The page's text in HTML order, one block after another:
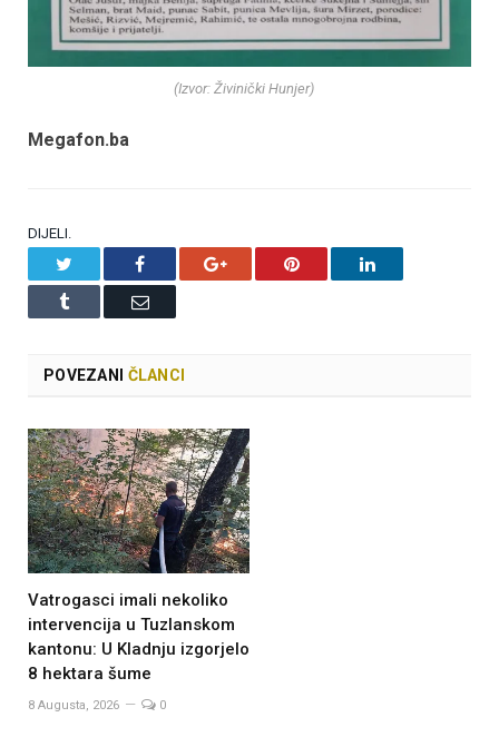
(Izvor: Živinički Hunjer)
Megafon.ba
DIJELI.
Facebook Google+ Pinterest LinkedIn
Tumblr Email
POVEZANI ČLANCI
Vatrogasci imali nekoliko
intervencija u Tuzlanskom
kantonu: U Kladnju izgorjelo
8 hektara šume
8 Augusta, 2026 0